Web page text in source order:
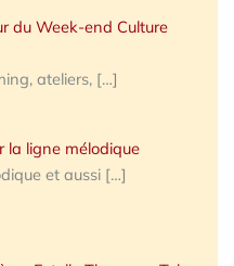
du Week-end Culture
ateliers, […]
la ligne mélodique
et aussi […]